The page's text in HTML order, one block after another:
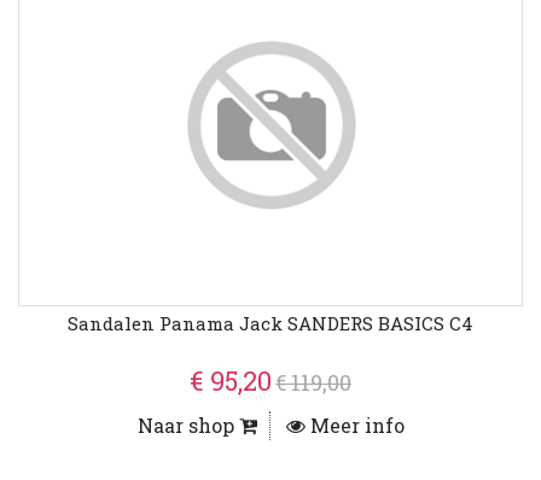
Sandalen Panama Jack SANDERS BASICS C4
€ 95,20€ 119,00
Naar shop Meer info